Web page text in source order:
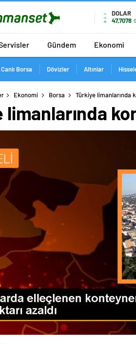
DOLAR
47,7078
Gündem Ekonomi
Canlı Borsa Dövizler Altınlar
Ekonomi Borsa Türkiye limanlarında
limanlarında